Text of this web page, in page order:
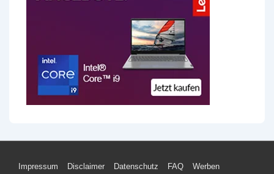
Impressum Disclaimer Datenschutz FAQ Werben